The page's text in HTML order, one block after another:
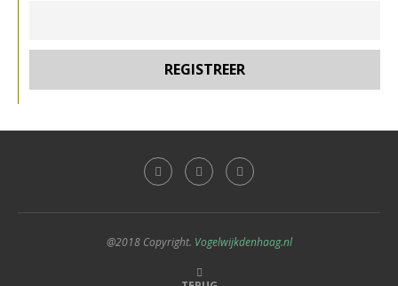
@2018 Copyright. Vogelwijkdenhaag.nl